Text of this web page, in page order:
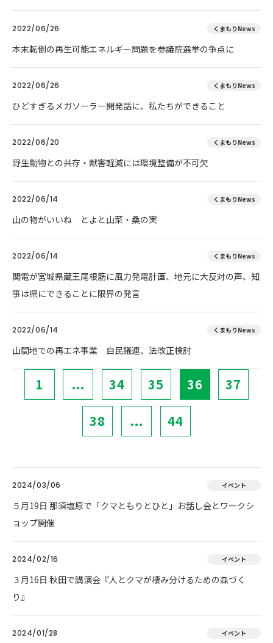
2022/06/26 くまもりNews
本末転倒の再生可能エネルギー問題を参議院選挙の争点に
2022/06/26 くまもりNews
ひどすぎるメガソーラー開発話に、私たちができること
2022/06/20 くまもりNews
野生動物との共存・獣害軽減には環境整備が不可欠
2022/06/14 くまもりNews
山の物がいいね とよと山菜・桑の実
2022/06/14 くまもりNews
関電が宮城県蔵王尾根筋に風力発電計画、地元に大反対の声、知
事は県にできることに限界の発言
2022/06/14 くまもりNews
山間地での再エネ事業 自民議連、法改正検討
1 ... 34 35 36 37
38 ... 44
2024/03/06 イベント
５月19日 那須塩原で「クマともりとひと」お話し会とワークシ
ョップ開催
2024/02/16 イベント
３月16日 秋田で講演会『人とクマが棲み分けるための森づく
り』
2024/01/28 イベント